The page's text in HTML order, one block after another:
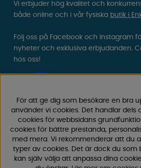
Vi erbjuder hög kvalitet och
både online och i vår fysiska butik i
Följ oss på Facebook och Instagram
nyheter och exklusiva erbjudanden.
hos oss!
För att ge dig som besökare en bra
använder vi cookies. Det handlar dels
cookies för webbsidans
cookies för bättre prestanda,
med mera. Vi rekommenderar att du
typer av cookies. Det är dock du som
kan själv välja att anpassa dina